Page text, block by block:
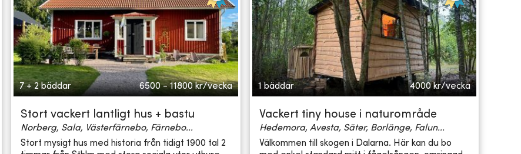
7 + 2 bäddar 6500 - 11800 kr/vecka
Stort vackert lantligt hus + bastu
Norberg, Sala, Västerfärnebo, Färnebo...
Stort mysigt hus med historia från tidigt 1900 tal 2
1 bäddar 4000 kr/vecka
Vackert tiny house i naturområde
Hedemora, Avesta, Säter, Borlänge, Falun...
Välkommen till skogen i Dalarna. Här kan du bo